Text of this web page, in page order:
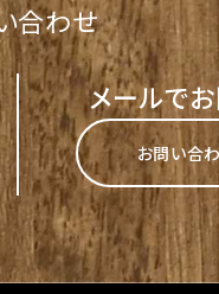
合わせ
メールで
お問い合